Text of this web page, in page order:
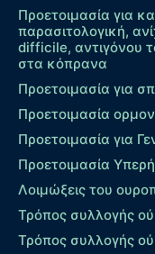
Προετοιμασία για
παρασιτολογική,
difficile, αντιγόνου
στα κόπρανα
Προετοιμασία για
Προετοιμασία
Προετοιμασία για
Προετοιμασία
Λοιμώξεις του
Τρόπος συλλογής
Τρόπος συλλογής